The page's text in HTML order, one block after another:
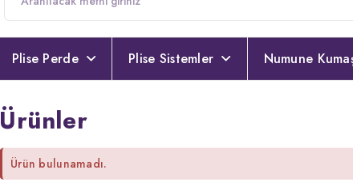
Plise Perde Plise Sistemler Numune
Ürünler
Ürün bulunamadı.